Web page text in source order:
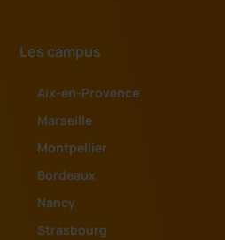
Les campus
Aix-en-Provence
Marseille
Montpellier
Bordeaux
Nancy
Strasbourg